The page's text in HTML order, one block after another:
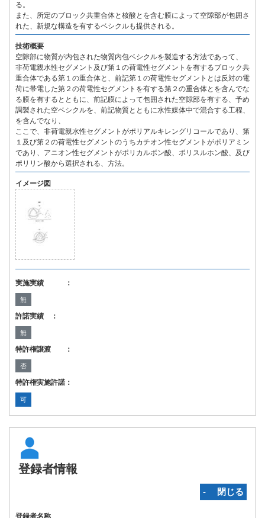
る。
また、所定のブロック共重合体と核酸とを含む膜によって空隙部が包囲さ
れた、新規な構造を有するベシクルも提供される。
技術概要
空隙部に物質が内包された物質内包ベシクルを製造する方法であって、
非荷電親水性セグメント及び第１の荷電性セグメントを有するブロック共
重合体である第１の重合体と、前記第１の荷電性セグメントとは反対の電
荷に帯電した第２の荷電性セグメントを有する第２の重合体とを含んでな
る膜を有するとともに、前記膜によって包囲された空隙部を有する、予め
調製された空ベシクルを、前記物質とともに水性媒体中で混合する工程、
を含んでなり、
ここで、非荷電親水性セグメントがポリアルキレングリコールであり、第
１及び第２の荷電性セグメントのうちカチオン性セグメントがポリアミン
であり、アニオン性セグメントがポリカルボン酸、ポリスルホン酸、及び
ポリリン酸から選択される、方法。
イメージ図
実施実績 ：
無
許諾実績 ：
無
特許権譲渡 ：
否
特許権実施許諾：
可
登録者情報
‐ 閉じる
登録者名称